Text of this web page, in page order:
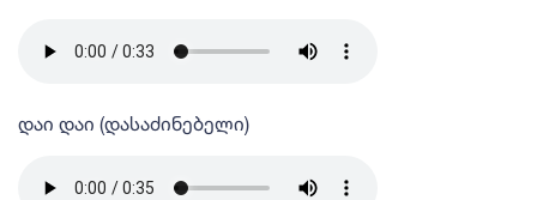
დაი დაი (დასაძინებელი)